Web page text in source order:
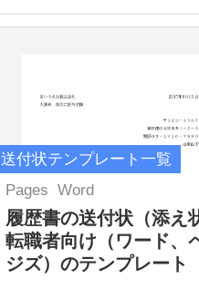
送付状テンプレート一覧
Pages Word
履歴書の送付状（添え
転職者向け（ワード、
ジズ）のテンプレート